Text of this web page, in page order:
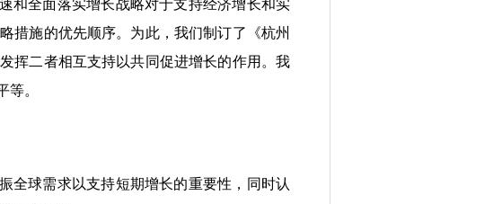
全面落实增长战略对于支持经济增长和实
措施的优先顺序。为此，我们制订了《杭州
挥二者相互支持以共同促进增长的作用。我
。
球需求以支持短期增长的重要性，同时认